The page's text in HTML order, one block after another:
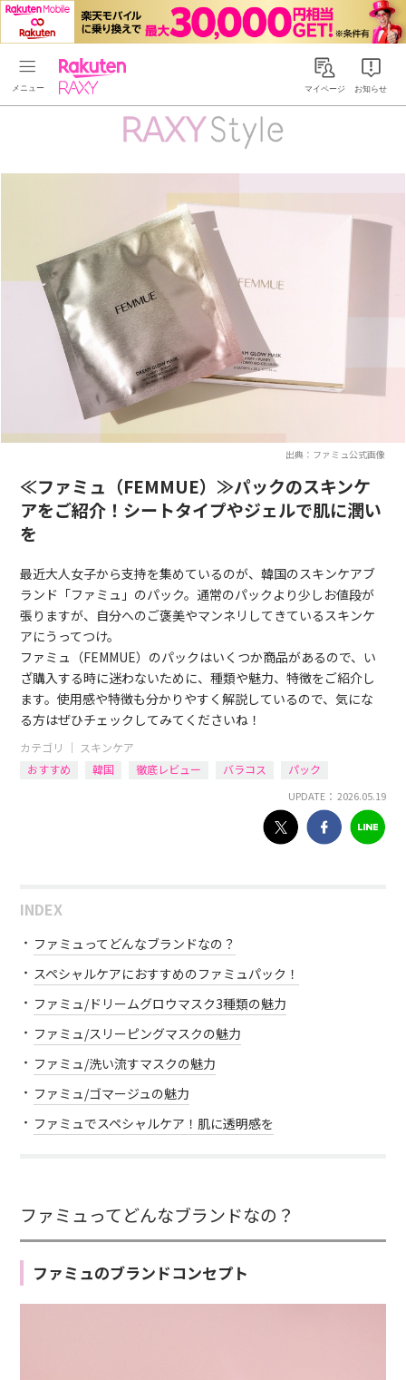
Rakuten RAXYマイページ お知らせ
出典：ファミュ公式画像
≪ファミュ（FEMMUE）≫パックのスキンケ
アをご紹介！シートタイプやジェルで肌に潤い
を
最近大人女子から支持を集めているのが、韓国のスキンケアブ
ランド「ファミュ」のパック。通常のパックより少しお値段が
張りますが、自分へのご褒美やマンネリしてきているスキンケ
アにうってつけ。
ファミュ（FEMMUE）のパックはいくつか商品があるので、い
ざ購入する時に迷わないために、種類や魅力、特徴をご紹介し
ます。使用感や特徴も分かりやすく解説しているので、気にな
る方はぜひチェックしてみてくださいね！
カテゴリ ｜ スキンケア
おすすめ
韓国 徹底レビュー バラコス パック
UPDATE： 2026.05.19
INDEX
ファミュってどんなブランドなの？
スペシャルケアにおすすめのファミュパック！
ファミュ/ドリームグロウマスク3種類の魅力
ファミュ/スリーピングマスクの魅力
ファミュ/洗い流すマスクの魅力
ファミュ/ゴマージュの魅力
ファミュでスペシャルケア！肌に透明感を
ファミュってどんなブランドなの？
ファミュのブランドコンセプト